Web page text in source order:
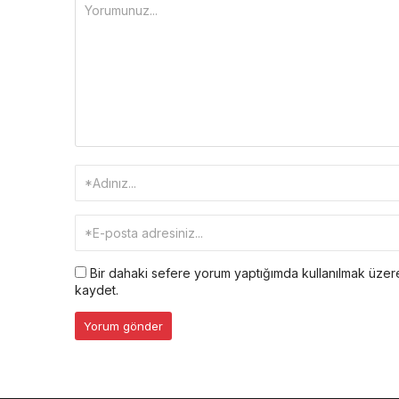
Bir dahaki sefere yorum yaptığımda kullanılmak
kaydet.